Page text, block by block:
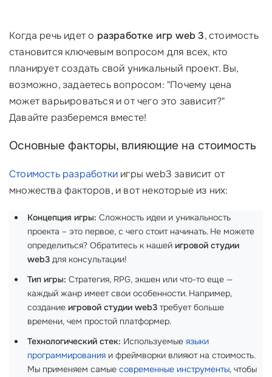
Когда речь идет о разработке игр web 3, стоимость
становится ключевым вопросом для всех, кто
планирует создать свой уникальный проект. Вы,
возможно, задаетесь вопросом: "Почему цена
может варьироваться и от чего это зависит?"
Давайте разберемся вместе!
Основные факторы, влияющие на стоимость
Стоимость разработки игры web3 зависит от
множества факторов, и вот некоторые из них:
Концепция игры: Сложность идеи и уникальность
проекта – это первое, с чего стоит начинать. Не можете
определиться? Обратитесь к нашей игровой студии
web3 для консультации!
Тип игры: Стратегия, RPG, экшен или что-то еще —
каждый жанр имеет свои особенности. Например,
создание игровой студии web3 требует больше
времени, чем простой платформер.
Технологический стек: Используемые языки
программирования и фреймворки влияют на стоимость.
Мы применяем самые современные инструменты, чтобы